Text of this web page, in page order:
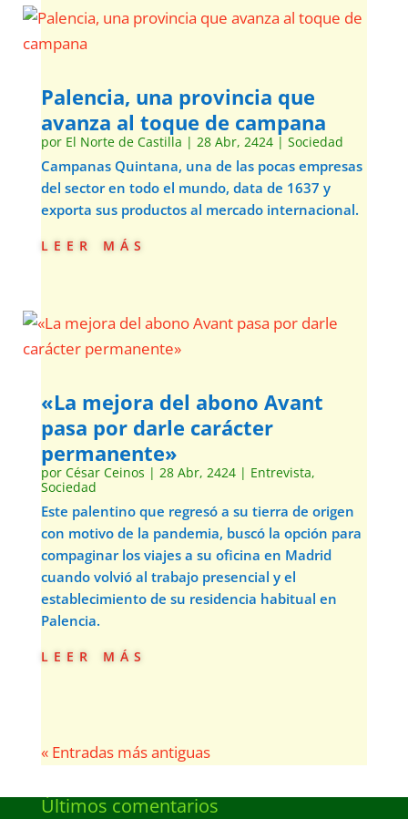
Palencia, una provincia que
avanza al toque de campana
por El Norte de Castilla | 28 Abr, 2424| Sociedad
Campanas Quintana, una de las pocas empresas
del sector en todo el mundo, data de 1637 y
exporta sus productos al mercado internacional.
leer más
«La mejora del abono Avant
pasa por darle carácter
permanente»
por César Ceinos | 28 Abr, 2424| Entrevista,
Sociedad
Este palentino que regresó a su tierra de origen
con motivo de la pandemia, buscó la opción para
compaginar los viajes a su oficina en Madrid
cuando volvió al trabajo presencial y el
establecimiento de su residencia habitual en
Palencia.
leer más
« Entradas más antiguas
Últimos comentarios